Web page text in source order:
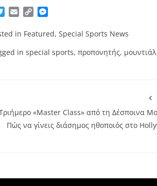
TwitterEmailCopy
in Featured, Special Sports News
in special sports, προπονητής, μουντιάλ
«Μaster Class» από τη Δέσποινα
Πώς να γίνεις διάσημος ηθοποιός στο